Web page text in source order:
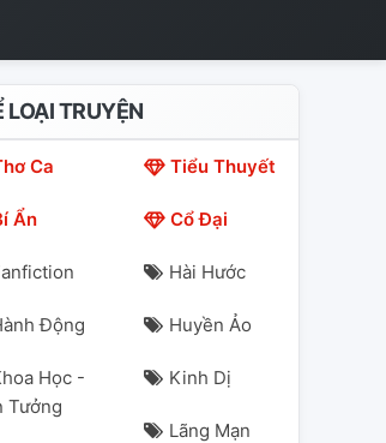
LOẠI TRUYỆN
Ca Tiểu Thuyết
Ẩn Cổ Đại
Hài Hước
Động Huyền Ảo
Học -
Tưởng
Kinh Dị
Lãng Mạn